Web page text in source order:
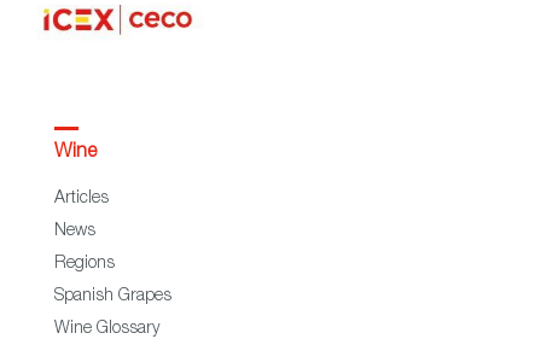
Wine
Articles
News
Regions
Spanish Grapes
Wine Glossary